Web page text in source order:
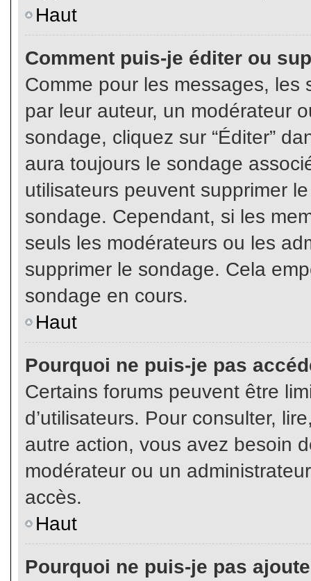
Haut
Comment puis-je éditer ou
Comme pour les messages,
par leur auteur, un modérateur
sondage, cliquez sur “Éditer”
aura toujours le sondage
utilisateurs peuvent supprimer
sondage. Cependant, si les
seuls les modérateurs ou les
supprimer le sondage. Cela
sondage en cours.
Haut
Pourquoi ne puis-je pas
Certains forums peuvent être
d’utilisateurs. Pour consulter,
autre action, vous avez besoin
modérateur ou un
accès.
Haut
Pourquoi ne puis-je pas